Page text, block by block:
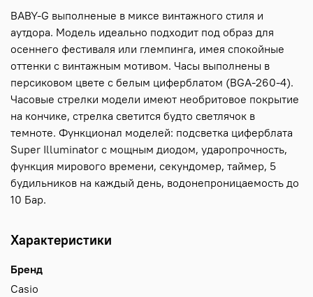
BABY-G выполненые в миксе винтажного стиля и
аутдора. Модель идеально подходит под образ для
осеннего фестиваля или глемпинга, имея спокойные
оттенки с винтажным мотивом. Часы выполнены в
персиковом цвете с белым циферблатом (BGA-260-4).
Часовые стрелки модели имеют необритовое покрытие
на кончике, стрелка светится будто светлячок в
темноте. Функционал моделей: подсветка циферблата
Super Illuminator с мощным диодом, ударопрочность,
функция мирового времени, секундомер, таймер, 5
будильников на каждый день, водонепроницаемость до
10 Бар.
Характеристики
Бренд
Casio